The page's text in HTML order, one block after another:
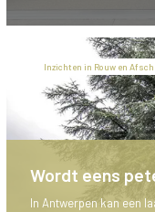
Inzichten in Rouw en
Wordt eens
In Antwerpen kan een